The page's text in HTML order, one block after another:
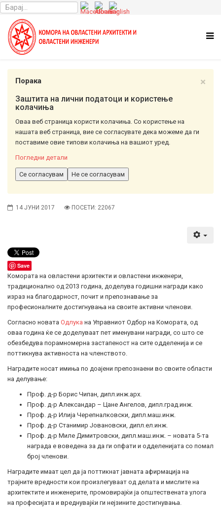
×
Порака
Заштита на лични податоци и користење
колачиња
Оваа веб страница користи колачиња. Со користење на
нашата веб страница, вие се согласувате дека можеме да ги
поставиме овие типови колачиња на вашиот уред.
Погледни детали
Се согласувам Не се согласувам
14 ЈУНИ 2017 ПОСЕТИ: 22067
Save
Комората на овластени архитекти и овластени инженери,
традиционално од 2013 година, доделува годишни награди како
израз на благодарност, почит и препознавање за
професионалните достигнувања на своите активни членови.
Согласно новата Одлука на Управниот Одбор на Комората, од
оваа година ќе се доделуваат пет именувани награди, со што се
обезбедува порамномерна застапеност на сите одделенија и се
поттикнува активноста на членството.
Наградите носат имиња по доајени препознаени во своите области
на делување:
Проф. д-р Борис Чипан, дипл.инж.арх.
Проф. д-р Александар – Цане Ангелов, дипл.град.инж.
Проф. д-р Илија Черепналковски, дипл.маш.инж.
Проф. д-р Станимир Јовановски, дипл.ел.инж.
Проф. д-р Миле Димитровски, дипл.маш.инж. – новата 5-та
награда е воведена за да ги опфати и одделенијата со помал
број членови.
Наградите имаат цел да ја поттикнат јавната афирмација на
трајните вредности кои произлегуваат од делата и мислите на
архитектите и инженерите, промовирајќи ја општествената улога
на професијата и вреднувајќи ги нејзините достигнувања.